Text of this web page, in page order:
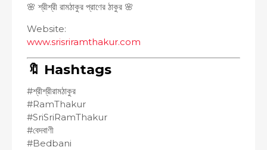
🌸 শ্রীশ্রী রামঠাকুর প্রাণের ঠাকুর 🌸
Website:
www.srisriramthakur.com
🔖 Hashtags
#শ্রীশ্রীরামঠাকুর
#RamThakur
#SriSriRamThakur
#বেদবাণী
#Bedbani